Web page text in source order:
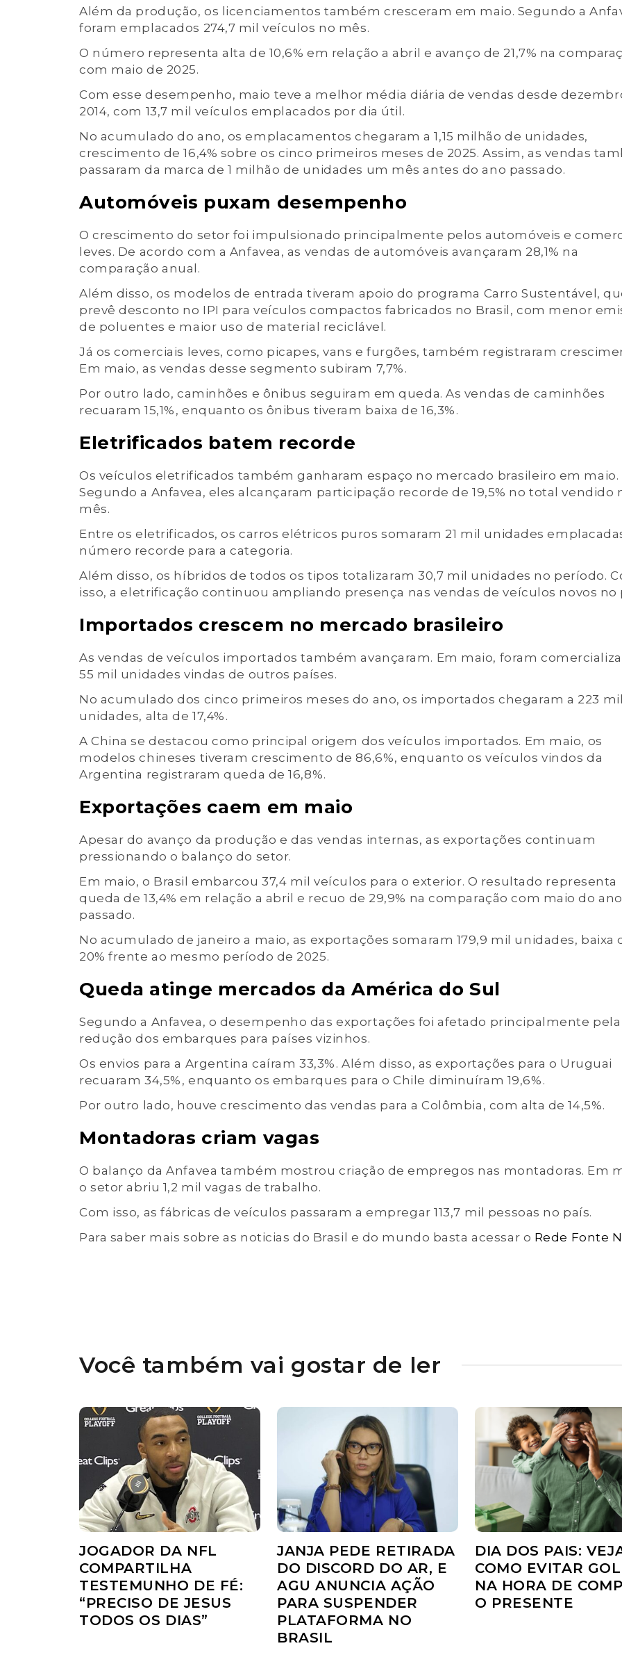
Além da produção, os licenciamentos também cresceram em maio. Segundo a
foram emplacados 274,7 mil veículos no mês.
O número representa alta de 10,6% em relação a abril e avanço de 21,7% na
com maio de 2025.
Com esse desempenho, maio teve a melhor média diária de vendas desde
2014, com 13,7 mil veículos emplacados por dia útil.
No acumulado do ano, os emplacamentos chegaram a 1,15 milhão de unidades,
crescimento de 16,4% sobre os cinco primeiros meses de 2025. Assim, as vendas
passaram da marca de 1 milhão de unidades um mês antes do ano passado.
Automóveis puxam desempenho
O crescimento do setor foi impulsionado principalmente pelos automóveis e
leves. De acordo com a Anfavea, as vendas de automóveis avançaram 28,1% na
comparação anual.
Além disso, os modelos de entrada tiveram apoio do programa Carro Sustentável,
prevê desconto no IPI para veículos compactos fabricados no Brasil, com menor
de poluentes e maior uso de material reciclável.
Já os comerciais leves, como picapes, vans e furgões, também registraram
Em maio, as vendas desse segmento subiram 7,7%.
Por outro lado, caminhões e ônibus seguiram em queda. As vendas de caminhões
recuaram 15,1%, enquanto os ônibus tiveram baixa de 16,3%.
Eletrificados batem recorde
Os veículos eletrificados também ganharam espaço no mercado brasileiro em maio.
Segundo a Anfavea, eles alcançaram participação recorde de 19,5% no total vendido
mês.
Entre os eletrificados, os carros elétricos puros somaram 21 mil unidades
número recorde para a categoria.
Além disso, os híbridos de todos os tipos totalizaram 30,7 mil unidades no período.
isso, a eletrificação continuou ampliando presença nas vendas de veículos novos no
Importados crescem no mercado brasileiro
As vendas de veículos importados também avançaram. Em maio, foram
55 mil unidades vindas de outros países.
No acumulado dos cinco primeiros meses do ano, os importados chegaram a 223
unidades, alta de 17,4%.
A China se destacou como principal origem dos veículos importados. Em maio, os
modelos chineses tiveram crescimento de 86,6%, enquanto os veículos vindos da
Argentina registraram queda de 16,8%.
Exportações caem em maio
Apesar do avanço da produção e das vendas internas, as exportações continuam
pressionando o balanço do setor.
Em maio, o Brasil embarcou 37,4 mil veículos para o exterior. O resultado representa
queda de 13,4% em relação a abril e recuo de 29,9% na comparação com maio do ano
passado.
No acumulado de janeiro a maio, as exportações somaram 179,9 mil unidades, baixa
20% frente ao mesmo período de 2025.
Queda atinge mercados da América do Sul
Segundo a Anfavea, o desempenho das exportações foi afetado principalmente pela
redução dos embarques para países vizinhos.
Os envios para a Argentina caíram 33,3%. Além disso, as exportações para o Uruguai
recuaram 34,5%, enquanto os embarques para o Chile diminuíram 19,6%.
Por outro lado, houve crescimento das vendas para a Colômbia, com alta de 14,5%.
Montadoras criam vagas
O balanço da Anfavea também mostrou criação de empregos nas montadoras. Em
o setor abriu 1,2 mil vagas de trabalho.
Com isso, as fábricas de veículos passaram a empregar 113,7 mil pessoas no país.
Para saber mais sobre as noticias do Brasil e do mundo basta acessar o Rede Fonte
Você também vai gostar de ler
JOGADOR DA NFL
COMPARTILHA
TESTEMUNHO DE FÉ:
“PRECISO DE JESUS
TODOS OS DIAS”
JANJA PEDE RETIRADA
DO DISCORD DO AR, E
AGU ANUNCIA AÇÃO
PARA SUSPENDER
PLATAFORMA NO
BRASIL
DIA DOS PAIS:
COMO EVITAR
NA HORA DE
O PRESENTE